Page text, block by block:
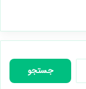
جستجو
برای: